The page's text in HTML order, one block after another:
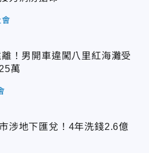
！男開車違闖八里紅海灘受
萬
涉地下匯兌！4年洗錢2.6億